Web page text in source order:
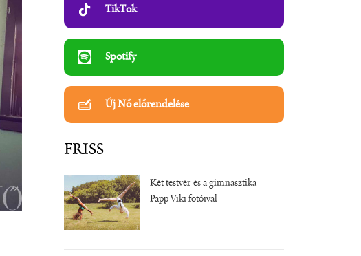
TikTok
Spotify
Új Nő előrendelése
FRISS
Két testvér és a gimnasztika
Papp Viki fotóival